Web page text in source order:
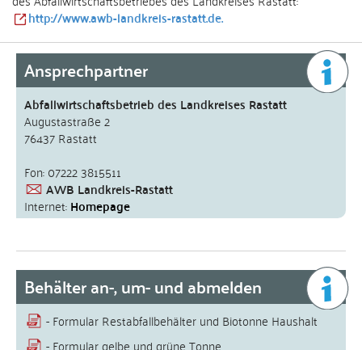
http://www.awb-landkreis-rastatt.de.
Ansprechpartner
Abfallwirtschaftsbetrieb des Landkreises Rastatt
Augustastraße 2
76437 Rastatt
Fon: 07222 3815511
AWB Landkreis-Rastatt
Internet:Homepage
Behälter an-, um- und abmelden
- Formular Restabfallbehälter und Biotonne Haushalt
- Formular gelbe und grüne Tonne